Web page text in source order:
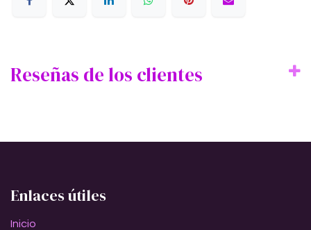
Reseñas de los clientes
Enlaces útiles
Inicio